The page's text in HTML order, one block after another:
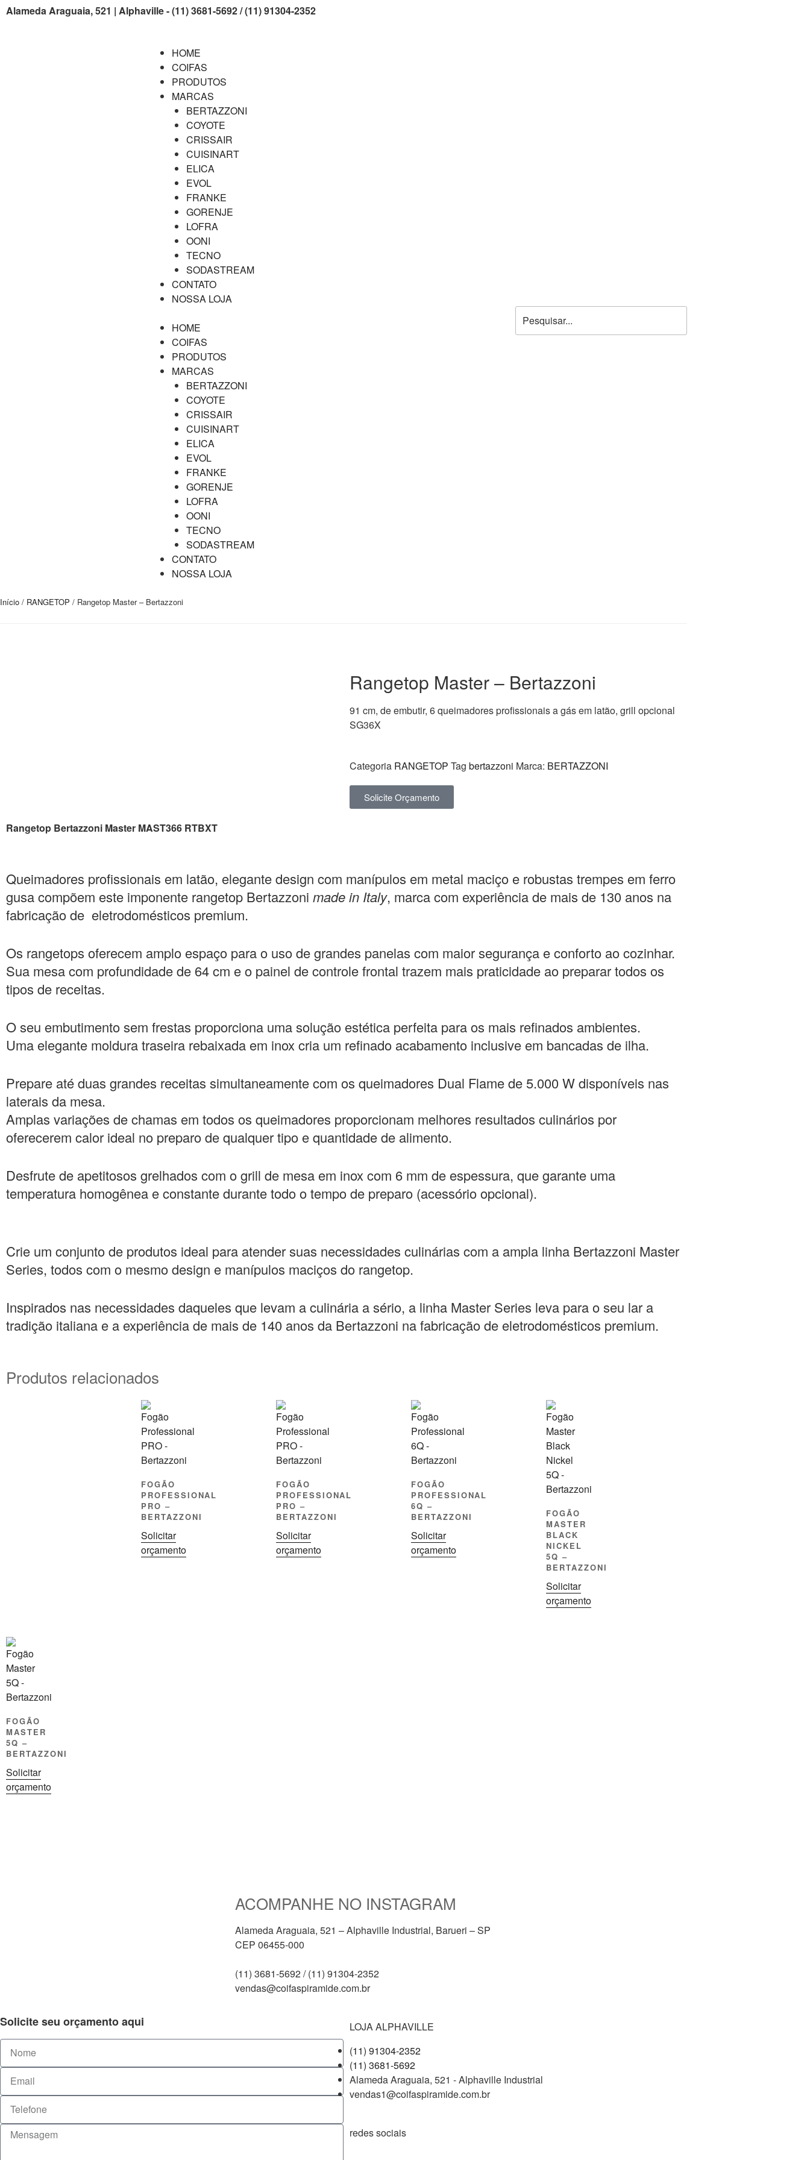
Alameda Araguaia, 521 | Alphaville - (11) 3681-5692 / (11) 91304-2352
HOME
COIFAS
PRODUTOS
MARCAS
BERTAZZONI
COYOTE
CRISSAIR
CUISINART
ELICA
EVOL
FRANKE
GORENJE
LOFRA
OONI
TECNO
SODASTREAM
CONTATO
NOSSA LOJA
HOME
COIFAS
PRODUTOS
MARCAS
BERTAZZONI
COYOTE
CRISSAIR
CUISINART
ELICA
EVOL
FRANKE
GORENJE
LOFRA
OONI
TECNO
SODASTREAM
CONTATO
NOSSA LOJA
Início / RANGETOP / Rangetop Master – Bertazzoni
Rangetop Master – Bertazzoni
91 cm, de embutir, 6 queimadores profissionais a gás em latão, grill opcional
SG36X
Categoria RANGETOP Tag bertazzoni Marca: BERTAZZONI
Solicite Orçamento
Rangetop Bertazzoni Master MAST366 RTBXT
Queimadores profissionais em latão, elegante design com manípulos em metal maciço e robustas trempes em ferro
gusa compõem este imponente rangetop Bertazzoni made in Italy, marca com experiência de mais de 130 anos na
fabricação de eletrodomésticos premium.
Os rangetops oferecem amplo espaço para o uso de grandes panelas com maior segurança e conforto ao cozinhar.
Sua mesa com profundidade de 64 cm e o painel de controle frontal trazem mais praticidade ao preparar todos os
tipos de receitas.
O seu embutimento sem frestas proporciona uma solução estética perfeita para os mais refinados ambientes.
Uma elegante moldura traseira rebaixada em inox cria um refinado acabamento inclusive em bancadas de ilha.
Prepare até duas grandes receitas simultaneamente com os queimadores Dual Flame de 5.000 W disponíveis nas
laterais da mesa.
Amplas variações de chamas em todos os queimadores proporcionam melhores resultados culinários por
oferecerem calor ideal no preparo de qualquer tipo e quantidade de alimento.
Desfrute de apetitosos grelhados com o grill de mesa em inox com 6 mm de espessura, que garante uma
temperatura homogênea e constante durante todo o tempo de preparo (acessório opcional).
Crie um conjunto de produtos ideal para atender suas necessidades culinárias com a ampla linha Bertazzoni Master
Series, todos com o mesmo design e manípulos maciços do rangetop.
Inspirados nas necessidades daqueles que levam a culinária a sério, a linha Master Series leva para o seu lar a
tradição italiana e a experiência de mais de 140 anos da Bertazzoni na fabricação de eletrodomésticos premium.
Produtos relacionados
FOGÃO
PROFESSIONAL
PRO –
BERTAZZONI
Solicitar
orçamento
FOGÃO
PROFESSIONAL
PRO –
BERTAZZONI
Solicitar
orçamento
FOGÃO
PROFESSIONAL
6Q –
BERTAZZONI
Solicitar
orçamento
FOGÃO
MASTER
BLACK
NICKEL
5Q –
BERTAZZONI
Solicitar
orçamento
FOGÃO
MASTER
5Q –
BERTAZZONI
Solicitar
orçamento
ACOMPANHE NO INSTAGRAM
Alameda Araguaia, 521 – Alphaville Industrial, Barueri – SP
CEP 06455-000
(11) 3681-5692 / (11) 91304-2352
vendas@coifaspiramide.com.br
Solicite seu orçamento aqui
LOJA ALPHAVILLE
(11) 91304-2352
(11) 3681-5692
Alameda Araguaia, 521 - Alphaville Industrial
vendas1@coifaspiramide.com.br
redes sociais